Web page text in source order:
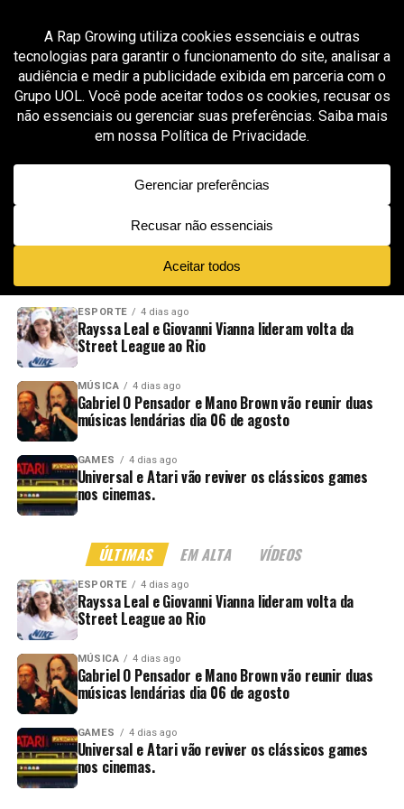
All posts tagged "Lua Rodrigues"
GROOVER X RAP GROWING 2 meses ago
Preta Ary prepara o lançamento de “Por Nós”,
seu primeiro álbum de estúdio após duas
décadas de rap independente
NOVIDADES EM ALTA VÍDEOS
ESPORTE 4 dias ago
Rayssa Leal e Giovanni Vianna lideram volta da
Street League ao Rio
MÚSICA 4 dias ago
Gabriel O Pensador e Mano Brown vão reunir duas
músicas lendárias dia 06 de agosto
GAMES 4 dias ago
Universal e Atari vão reviver os clássicos games
nos cinemas.
ÚLTIMAS EM ALTA VÍDEOS
ESPORTE 4 dias ago
Rayssa Leal e Giovanni Vianna lideram volta da
Street League ao Rio
MÚSICA 4 dias ago
Gabriel O Pensador e Mano Brown vão reunir duas
músicas lendárias dia 06 de agosto
GAMES 4 dias ago
Universal e Atari vão reviver os clássicos games
nos cinemas.